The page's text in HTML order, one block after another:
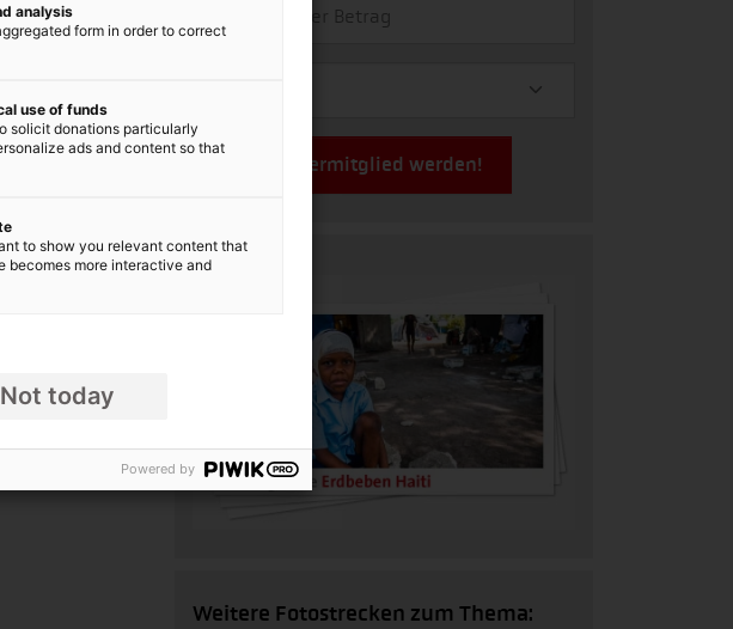
Jetzt Fördermitglied werden!
Weitere Fotostrecken zum Thema:
analysis
form in order to correct
use of funds
solicit donations particularly
ads and content so that
to show you relevant content that
becomes more interactive and
Not today
Powered by